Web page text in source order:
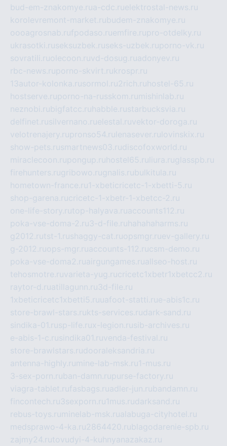
bud-em-znakomye.rua-cdc.ruelektrostal-news.ru
korolevremont-market.rubudem-znakomye.ru
oooagrosnab.rufpodaso.ruemfire.rupro-otdelky.ru
ukrasotki.ruseksuzbek.ruseks-uzbek.ruporno-vk.ru
sovratili.ruolecoon.ruvd-dosug.ruadonyev.ru
rbc-news.ruporno-skvirt.rukrospr.ru
13autor-kolonka.rusormol.ru2rich.ru hostel-65.ru
hostserve.ruporno-na-russkom.ru mishinlab.ru
neznobi.rubigfatcc.ru habble.rustarbucksvia.ru
delfinet.rusilvernano.ruelestal.ruvektor-doroga.ru
velotrenajery.rupronso54.ru lenasever.ru lovinskix.ru
show-pets.rusmartnews03.rudiscofoxworld.ru
miraclecoon.rupongup.ru hostel65.ru liura.ruglasspb.ru
firehunters.rugribowo.rugnalis.rubulkitula.ru
hometown-france.ru1-xbeticricetc-1-xbetti-5.ru
shop-garena.rucricetc-1-xbetr-1-xbetcc-2.ru
one-life-story.rutop-halyava.ruaccounts112.ru
poka-vse-doma-2.ru3-d-file.ru hahahaharms.ru
g2012.rutst-1.rushaggy-cat.ruopsmgr.ruev-gallery.ru
g-2012.ruops-mgr.ruaccounts-112.rucsm-demo.ru
poka-vse-doma2.ruairgungames.ruallseo-host.ru
tehosmotre.ruvarieta-yug.rucricetc1xbetr1xbetcc2.ru
raytor-d.ruatillagunn.ru3d-file.ru
1xbeticricetc1xbetti5.ruuafoot-statti.rue-abis1c.ru
store-brawl-stars.rukts-services.rudark-sand.ru
sindika-01.rusp-life.rux-legion.rusib-archives.ru
e-abis-1-c.rusindika01.ruvenda-festival.ru
store-brawlstars.rudooraleksandria.ru
antenna-highly.ru mine-lab-msk.ru1-mus.ru
3-sex-porn.ruban-damn.rupurse-factory.ru
viagra-tablet.rufasbags.ruadler-jun.rubandamn.ru
fincontech.ru3sexporn.ru1mus.rudarksand.ru
rebus-toys.ru minelab-msk.rualabuga-cityhotel.ru
medsprawo-4-ka.ru2864420.rublagodarenie-spb.ru
zajmy24.rutovudyi-4-kuhnyanazakaz.ru